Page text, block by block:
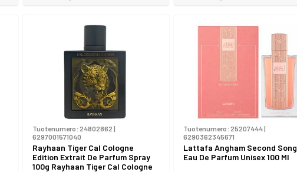
Tuotenumero: 24802862 |
6297001571040
Rayhaan Tiger Cal Cologne
Edition Extrait De Parfum Spray
100g Rayhaan Tiger Cal Cologne
Tuotenumero: 25207444|
6290362345671
Lattafa Angham Second Song
Eau De Parfum Unisex 100 Ml